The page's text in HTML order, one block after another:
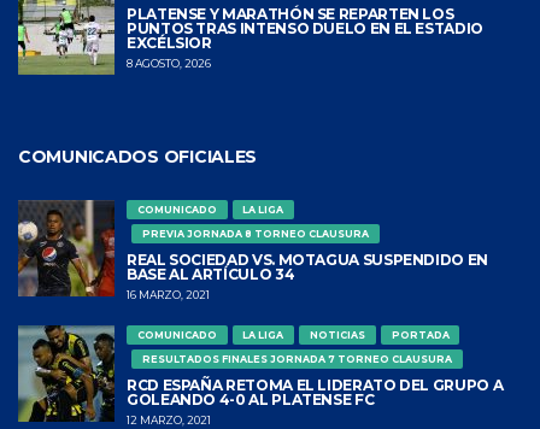
PLATENSE Y MARATHÓN SE REPARTEN LOS
PUNTOS TRAS INTENSO DUELO EN EL ESTADIO
EXCÉLSIOR
8 AGOSTO, 2026
COMUNICADOS OFICIALES
COMUNICADO
LA LIGA
PREVIA JORNADA 8 TORNEO CLAUSURA
REAL SOCIEDAD VS. MOTAGUA SUSPENDIDO EN
BASE AL ARTÍCULO 34
16 MARZO, 2021
COMUNICADO LA LIGA NOTICIAS
PORTADA
RESULTADOS FINALES JORNADA 7 TORNEO CLAUSURA
RCD ESPAÑA RETOMA EL LIDERATO DEL GRUPO A
GOLEANDO 4-0 AL PLATENSE FC
12 MARZO, 2021